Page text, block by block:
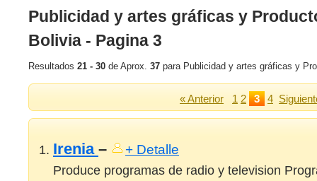
Publicidad y artes gráficas y
Bolivia - Pagina 3
Resultados 21 - 30 de Aprox. 37 para Publicidad y artes gráficas y
« Anterior 1 2 3 4
Irenia –
+ Detalle
Produce programas de radio y television